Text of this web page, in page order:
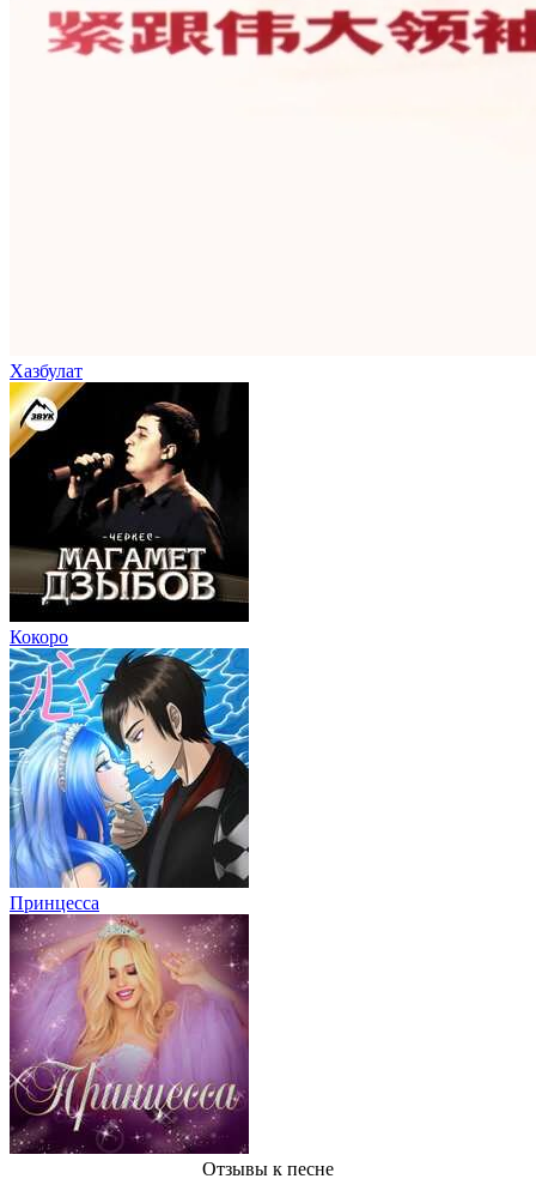
Хазбулат
Кокоро
Принцесса
Отзывы к песне